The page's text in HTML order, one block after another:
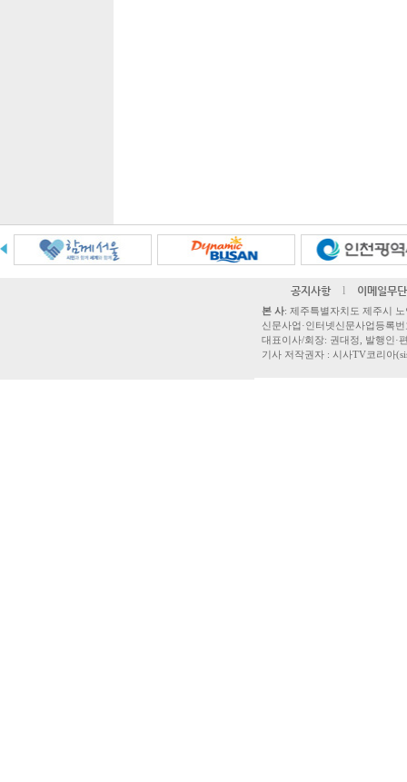
공지사항 l 이메일무
본 사: 제주특별자치도 제주시
신문사업·인터넷신문사업등록
대표이사/회장: 권대정, 발행인·
기사 저작권자 : 시사TV코리아